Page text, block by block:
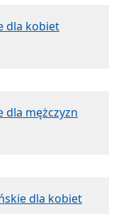
dla kobiet
dla mężczyzn
dla kobiet